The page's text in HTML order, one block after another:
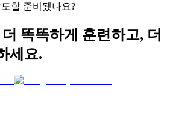
할 준비됐나요?
똑똑하게 훈련하고, 더
세요.